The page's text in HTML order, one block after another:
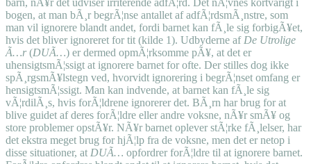
barn, nÃ¥r det udviser irriterende adfÃ¦rd. Det nÃ¦vnes kortvarigt i
bogen, at man bÃ¸r begrÃ¦nse antallet af adfÃ¦rdsmÃ¸nstre, som
man vil ignorere blandt andet, fordi barnet kan fÃ¸le sig forbigÃ¥et,
hvis det bliver ignoreret for tit (kilde 1). Udbyderne afDe Utrolige
Ã…r (DUÃ…) er dermed opmÃ¦rksomme pÃ¥, at det er
uhensigtsmÃ¦ssigt at ignorere barnet for ofte. Der stilles dog ikke
spÃ¸rgsmÃ¥lstegn ved, hvorvidt ignorering i begrÃ¦nset omfang er
hensigtsmÃ¦ssigt. Man kan indvende, at barnet kan fÃ¸le sig
vÃ¦rdilÃ¸s, hvis forÃ¦ldrene ignorerer det. BÃ¸rn har brug for at
blive guidet af deres forÃ¦ldre eller andre voksne, nÃ¥r smÃ¥ og
store problemer opstÃ¥r. NÃ¥r barnet oplever stÃ¦rke fÃ¸lelser, har
det ekstra meget brug for hjÃ¦lp fra de voksne, men det er netop i
disse situationer, atDUÃ… opfordrer forÃ¦ldre til at ignorere barnet.